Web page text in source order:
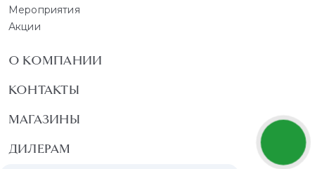
Мероприятия
Акции
О КОМПАНИИ
КОНТАКТЫ
МАГАЗИНЫ
ДИЛЕРАМ